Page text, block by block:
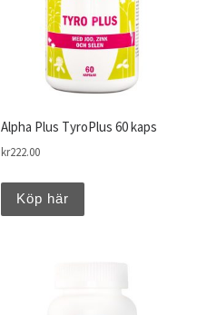
Alpha Plus TyroPlus 60 kaps
kr222.00
Köp här